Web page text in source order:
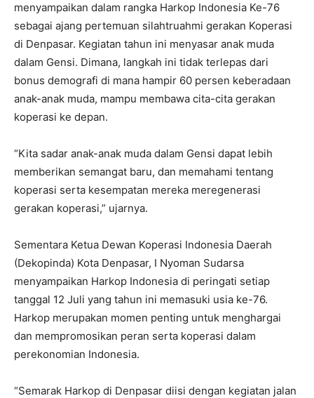
menyampaikan dalam rangka Harkop Indonesia Ke-76
sebagai ajang pertemuan silahtruahmi gerakan Koperasi
di Denpasar. Kegiatan tahun ini menyasar anak muda
dalam Gensi. Dimana, langkah ini tidak terlepas dari
bonus demografi di mana hampir 60 persen keberadaan
anak-anak muda, mampu membawa cita-cita gerakan
koperasi ke depan.
“Kita sadar anak-anak muda dalam Gensi dapat lebih
memberikan semangat baru, dan memahami tentang
koperasi serta kesempatan mereka meregenerasi
gerakan koperasi,” ujarnya.
Sementara Ketua Dewan Koperasi Indonesia Daerah
(Dekopinda) Kota Denpasar, I Nyoman Sudarsa
menyampaikan Harkop Indonesia di peringati setiap
tanggal 12 Juli yang tahun ini memasuki usia ke-76.
Harkop merupakan momen penting untuk menghargai
dan mempromosikan peran serta koperasi dalam
perekonomian Indonesia.
“Semarak Harkop di Denpasar diisi dengan kegiatan jalan